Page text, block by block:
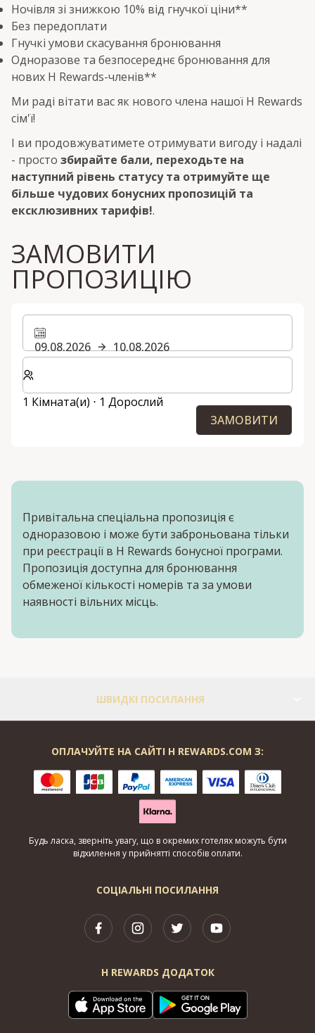
Ночівля зі знижкою 10% від гнучкої ціни**
Без передоплати
Гнучкі умови скасування бронювання
Одноразове та безпосереднє бронювання для
нових H Rewards-членів**
Ми раді вітати вас як нового члена нашої H Rewards
сім'ї!
І ви продовжуватимете отримувати вигоду і надалі
- просто збирайте бали, переходьте на
наступний рівень статусу та отримуйте ще
більше чудових бонусних пропозицій та
ексклюзивних тарифів!.
ЗАМОВИТИ
ПРОПОЗИЦІЮ
09.08.2026
10.08.2026
Виберіть кількість кімнат та гостей для вашого
1 Кімната(и) ⋅ 1 Дорослий
ЗАМОВИТИ
Привітальна спеціальна пропозиція є
одноразовою і може бути заброньована тільки
при реєстрації в H Rewards бонусної програми.
Пропозиція доступна для бронювання
обмеженої кількості номерів та за умови
наявності вільних місць.
ШВИДКІ ПОСИЛАННЯ
СОЦІАЛЬНІ ПОСИЛАННЯ
H REWARDS ДОДАТОК
ОПЛАЧУЙТЕ НА САЙТІ H REWARDS.COM З:
Будь ласка, зверніть увагу, що в окремих готелях можуть бути
відхилення у прийнятті способів оплати.